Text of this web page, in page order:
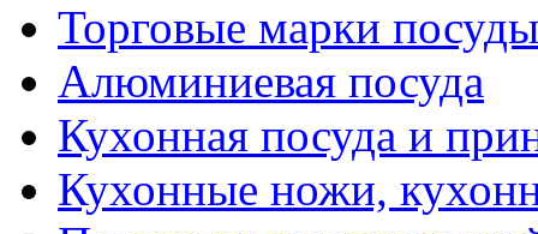
Торговые марки посуды
Алюминиевая посуда
Кухонная посуда и
Кухонные ножи,